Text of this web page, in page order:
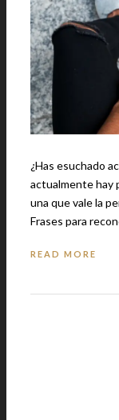
¿Has esuchado
actualmente hay
una que vale la pena
Frases para
READ MORE